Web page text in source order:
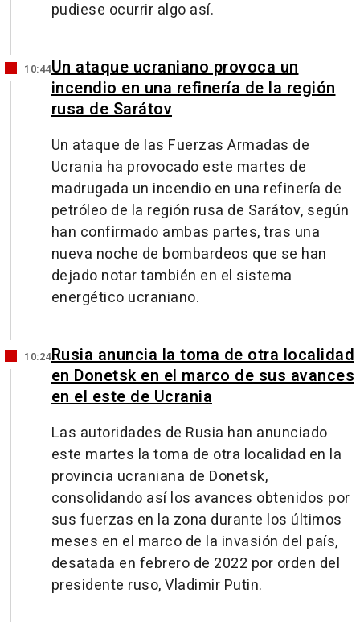
pudiese ocurrir algo así.
10:44Un ataque ucraniano provoca un
incendio en una refinería de la región
rusa de Sarátov
Un ataque de las Fuerzas Armadas de
Ucrania ha provocado este martes de
madrugada un incendio en una refinería de
petróleo de la región rusa de Sarátov, según
han confirmado ambas partes, tras una
nueva noche de bombardeos que se han
dejado notar también en el sistema
energético ucraniano.
10:24Rusia anuncia la toma de otra localidad
en Donetsk en el marco de sus avances
en el este de Ucrania
Las autoridades de Rusia han anunciado
este martes la toma de otra localidad en la
provincia ucraniana de Donetsk,
consolidando así los avances obtenidos por
sus fuerzas en la zona durante los últimos
meses en el marco de la invasión del país,
desatada en febrero de 2022 por orden del
presidente ruso, Vladimir Putin.